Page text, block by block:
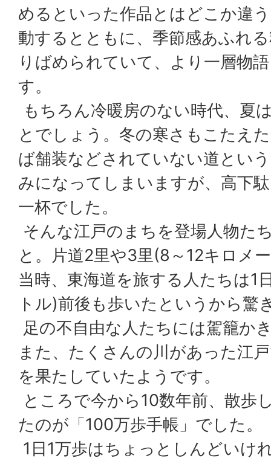
めるといった作品とはどこか違
動するとともに、季節感あふれ
りばめられていて、より一層物
す。
もちろん冷暖房のない時代、夏
とでしょう。冬の寒さもこたえ
ば舗装などされていない道とい
みになってしまいますが、高下
一杯でした。
そんな江戸のまちを登場人物た
と。片道2里や3里(8～12キロメ
当時、東海道を旅する人たちは1
トル)前後も歩いたというから驚
足の不自由な人たちには駕籠か
また、たくさんの川があった江
を果たしていたようです。
ところで今から10数年前、散歩
たのが「100万歩手帳」でした。
1日1万歩はちょっとしんどいけ